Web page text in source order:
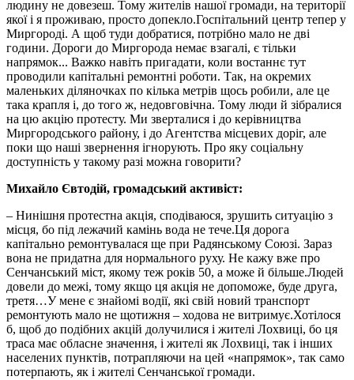
людину не довезеш. Тому жителів нашої громади, на території
якої і я проживаю, просто допекло.Госпітальний центр тепер у
Миргороді. А щоб туди добратися, потрібно мало не дві
години. Дороги до Миргорода немає взагалі, є тільки
напрямок... Важко навіть пригадати, коли востаннє тут
проводили капітальні ремонтні роботи. Так, на окремих
маленьких діляночках по кілька метрів щось робили, але це
така крапля і, до того ж, недовговічна. Тому люди й зібралися
на цю акцію протесту. Ми зверталися і до керівництва
Миргородського району, і до Агентства місцевих доріг, але
поки що наші звернення ігнорують. Про яку соціальну
доступність у такому разі можна говорити?
Михайло Євтодій, громадський активіст:
– Нинішня протестна акція, сподіваюся, зрушить ситуацію з
місця, бо під лежачий камінь вода не тече.Ця дорога
капітально ремонтувалася ще при Радянському Союзі. Зараз
вона не придатна для нормального руху. Не кажу вже про
Сенчанський міст, якому теж років 50, а може й більше.Людей
довели до межі, тому якщо ця акція не допоможе, буде друга,
третя…У мене є знайомі водії, які свій новий транспорт
ремонтують мало не щотижня – ходова не витримує.Хотілося
б, щоб до подібних акцій долучилися і жителі Лохвиці, бо ця
траса має обласне значення, і жителі як Лохвиці, так і інших
населених пунктів, потрапляючи на цей «напрямок», так само
потерпають, як і жителі Сенчанської громади.